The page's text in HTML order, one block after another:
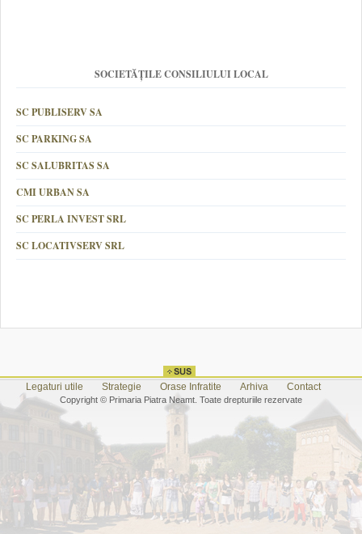
SOCIETĂȚILE CONSILIULUI LOCAL
SC PUBLISERV SA
SC PARKING SA
SC SALUBRITAS SA
CMI URBAN SA
SC PERLA INVEST SRL
SC LOCATIVSERV SRL
Legaturi utile Strategie Orase Infratite Arhiva Contact
Copyright © Primaria Piatra Neamt. Toate drepturiile rezervate